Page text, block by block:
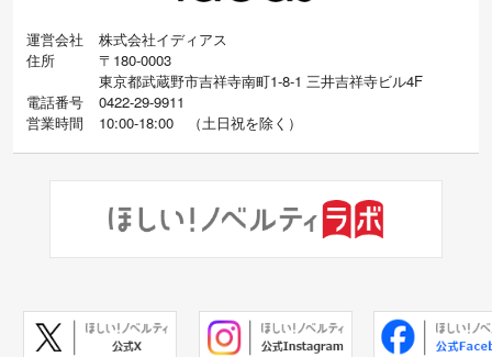
運営会社
株式会社イディアス
住所
〒180-0003
東京都武蔵野市吉祥寺南町1-8-1 三井吉祥寺ビル4F
電話番号
0422-29-9911
営業時間
10:00-18:00 （土日祝を除く）